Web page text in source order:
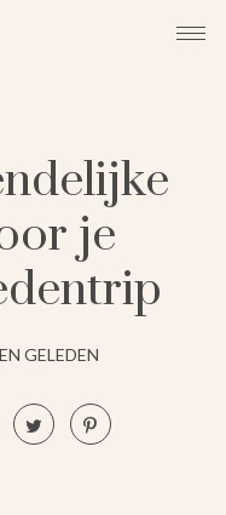
je
GELEDEN